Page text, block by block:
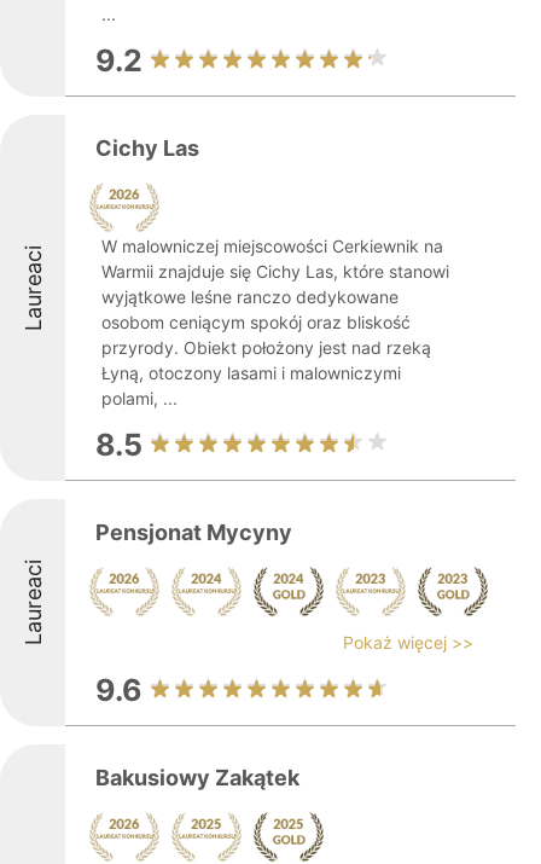
...
9.2
Laureaci
Cichy Las
W malowniczej miejscowości Cerkiewnik na
Warmii znajduje się Cichy Las, które stanowi
wyjątkowe leśne ranczo dedykowane
osobom ceniącym spokój oraz bliskość
przyrody. Obiekt położony jest nad rzeką
Łyną, otoczony lasami i malowniczymi
polami, ...
8.5
Laureaci
Pensjonat Mycyny
Pokaż więcej >>
9.6
Bakusiowy Zakątek